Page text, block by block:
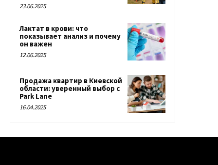
23.06.2025
Лактат в крови: что
показывает анализ и почему
он важен
12.06.2025
Продажа квартир в Киевской
области: уверенный выбор с
Park Lane
16.04.2025